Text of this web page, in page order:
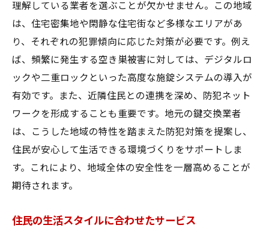
理解している業者を選ぶことが欠かせません。この地域
は、住宅密集地や閑静な住宅街など多様なエリアがあ
り、それぞれの犯罪傾向に応じた対策が必要です。例え
ば、頻繁に発生する空き巣被害に対しては、デジタルロ
ックや二重ロックといった高度な施錠システムの導入が
有効です。また、近隣住民との連携を深め、防犯ネット
ワークを形成することも重要です。地元の鍵交換業者
は、こうした地域の特性を踏まえた防犯対策を提案し、
住民が安心して生活できる環境づくりをサポートしま
す。これにより、地域全体の安全性を一層高めることが
期待されます。
住民の生活スタイルに合わせたサービス